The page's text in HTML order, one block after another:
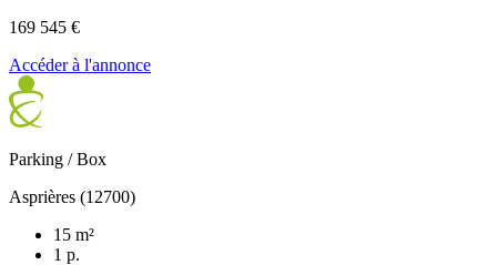
169 545 €
Accéder à l'annonce
Parking / Box
Asprières (12700)
15 m²
1 p.